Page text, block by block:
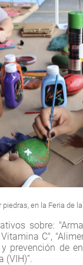
en la Feria de
sobre:
C",
prevención de
(VIH)”.